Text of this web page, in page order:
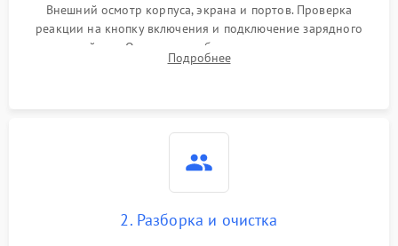
Внешний осмотр корпуса, экрана и портов. Проверка
реакции на кнопку включения и подключение зарядного
устройства. Оценка потребления тока с помощью
лабораторного блока питания для локализации проблемы.
Подробнее
2. Разборка и очистка